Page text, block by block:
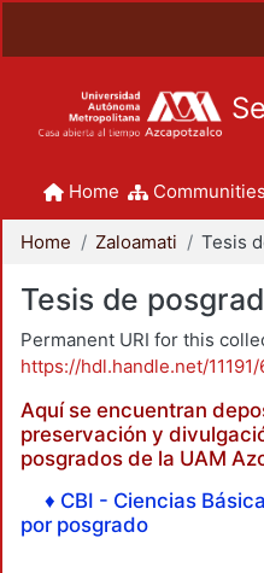
Home
Home Zaloamati
Tesis de
Permanent URI for this
https://hdl.handle.net/11191/
Aquí se encuentran
preservación y
posgrados de la UAM
♦ CBI - Ciencias
por posgrado